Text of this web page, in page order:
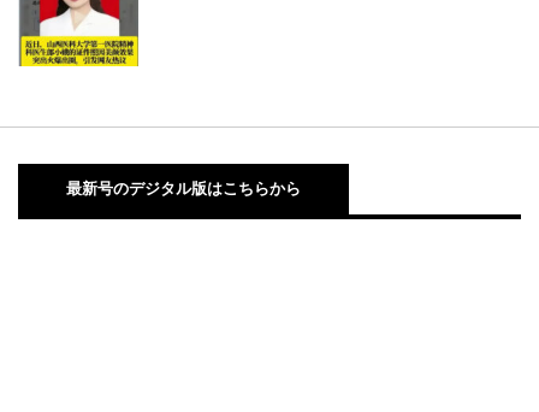
最新号のデジタル版はこちらから